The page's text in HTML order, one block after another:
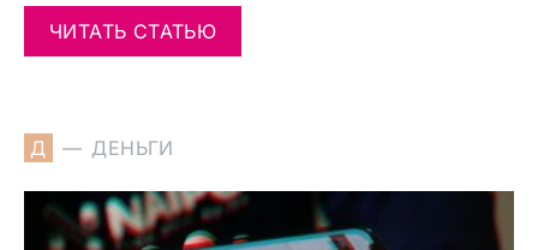
ЧИТАТЬ СТАТЬЮ
Д ДЕНЬГИ